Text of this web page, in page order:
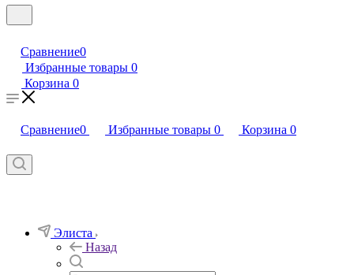
Сравнение0
Избранные товары 0
Корзина 0
Сравнение0 Избранные товары 0 Корзина 0
Элиста
Назад